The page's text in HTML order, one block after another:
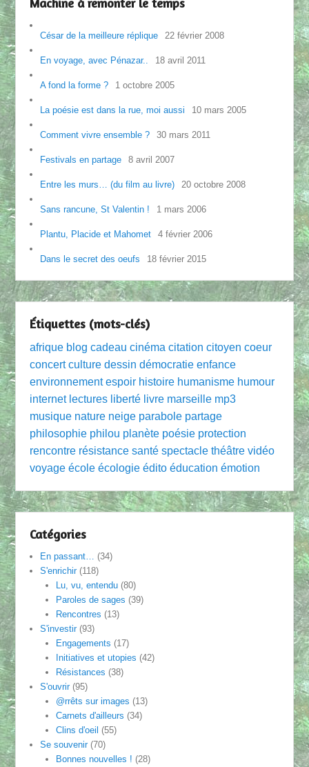
César de la meilleure réplique 22 février 2008
En voyage, avec Pénazar.. 18 avril 2011
A fond la forme ? 1 octobre 2005
La poésie est dans la rue, moi aussi 10 mars 2005
Comment vivre ensemble ? 30 mars 2011
Festivals en partage 8 avril 2007
Entre les murs… (du film au livre) 20 octobre 2008
Sans rancune, St Valentin ! 1 mars 2006
Plantu, Placide et Mahomet 4 février 2006
Dans le secret des oeufs 18 février 2015
Étiquettes (mots-clés)
afrique blog cadeau cinéma citation citoyen coeur
concert culture dessin démocratie enfance
environnement espoir histoire humanisme humour
internet lectures liberté livre marseille mp3
musique nature neige parabole partage
philosophie philou planète poésie protection
rencontre résistance santé spectacle théâtre vidéo
voyage école écologie édito éducation émotion
Catégories
En passant…
(34)
S'enrichir(118)
Lu, vu, entendu(80)
Paroles de sages (39)
Rencontres (13)
S'investir(93)
Engagements (17)
Initiatives et utopies (42)
Résistances (38)
S'ouvrir(95)
@rrêts sur images (13)
Carnets d'ailleurs (34)
Clins d'oeil (55)
Se souvenir(70)
Bonnes nouvelles ! (28)